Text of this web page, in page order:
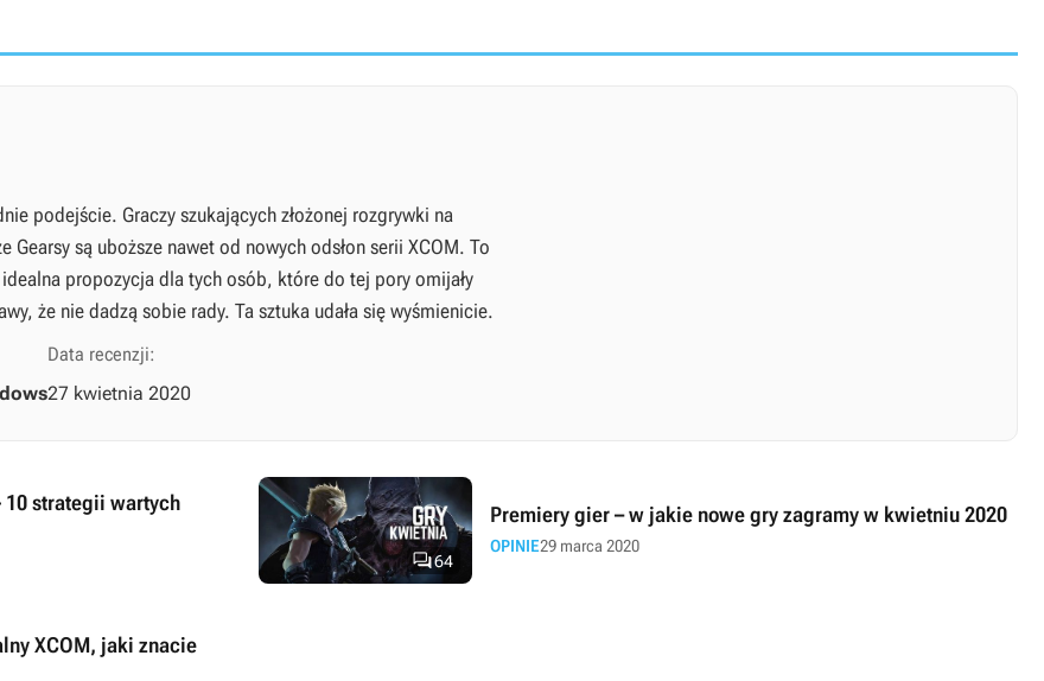
podejście. Graczy szukających złożonej rozgrywki na
są uboższe nawet od nowych odsłon serii XCOM. To
propozycja dla tych osób, które do tej pory omijały
że nie dadzą sobie rady. Ta sztuka udała się wyśmienicie.
Data recenzji:
27 kwietnia 2020
10 strategii wartych
64
Premiery gier – w jakie nowe gry zagramy w kwietniu 2020
OPINIE29 marca 2020
XCOM, jaki znacie